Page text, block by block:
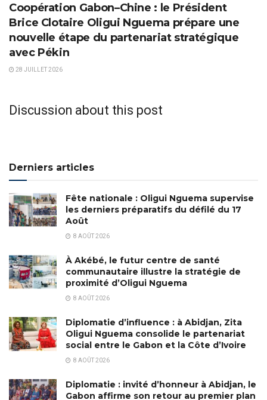
Coopération Gabon–Chine : le Président
Brice Clotaire Oligui Nguema prépare une
nouvelle étape du partenariat stratégique
avec Pékin
28 JUILLET 2026
Discussion about this post
Derniers articles
Fête nationale : Oligui Nguema supervise
les derniers préparatifs du défilé du 17
Août
8 AOÛT 2026
À Akébé, le futur centre de santé
communautaire illustre la stratégie de
proximité d’Oligui Nguema
8 AOÛT 2026
Diplomatie d’influence : à Abidjan, Zita
Oligui Nguema consolide le partenariat
social entre le Gabon et la Côte d’Ivoire
8 AOÛT 2026
Diplomatie : invité d’honneur à Abidjan, le
Gabon affirme son retour au premier plan